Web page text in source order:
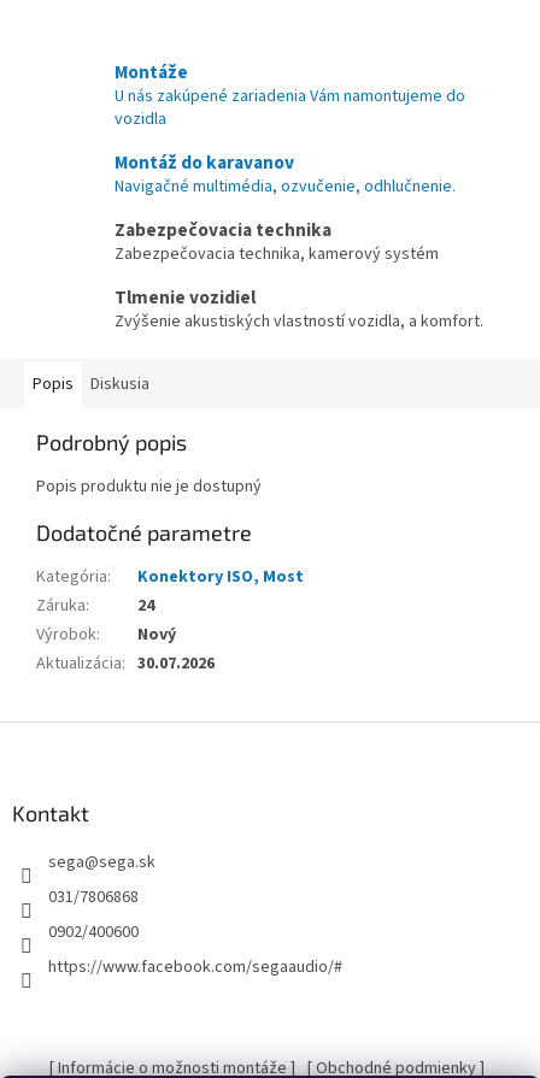
Montáže
U nás zakúpené zariadenia Vám namontujeme do
vozidla
Montáž do karavanov
Navigačné multimédia, ozvučenie, odhlučnenie.
Zabezpečovacia technika
Zabezpečovacia technika, kamerový systém
Tlmenie vozidiel
Zvýšenie akustiských vlastností vozidla, a komfort.
Popis Diskusia
Podrobný popis
Popis produktu nie je dostupný
Dodatočné parametre
Kategória:
Konektory ISO, Most
Záruka:
24
Výrobok:
Nový
Aktualizácia: 30.07.2026
Kontakt
sega@sega.sk
031/7806868
0902/400600
https://www.facebook.com/segaaudio/#
[ Informácie o možnosti montáže ] [ Obchodné podmienky ]